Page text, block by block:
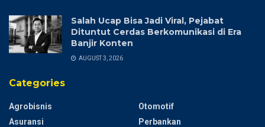
Salah Ucap Bisa Jadi Viral, Pejabat
Dituntut Cerdas Berkomunikasi di Era
Banjir Konten
AUGUST 3, 2026
Categories
Agrobisnis
Asuransi
Otomotif
Perbankan